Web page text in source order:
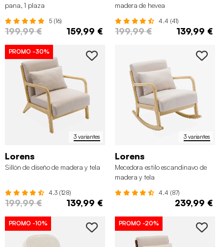
pana, 1 plaza
5 (16)
199,99 € 159,99 €
madera de hevea
4.4 (41)
199,99 € 139,99 €
3 variantes
PROMO -30%
Lorens
Sillón de diseño de madera y tela
4.3 (128)
199,99 € 139,99 €
3 variantes
Lorens
Mecedora estilo escandinavo de
madera y tela
4.4 (87)
239,99 €
PROMO -10% PROMO -20%